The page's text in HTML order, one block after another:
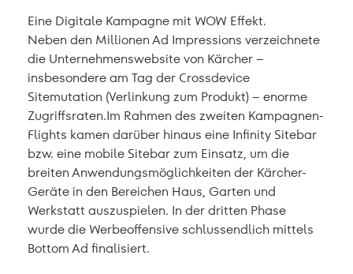
Eine Digitale Kampagne mit WOW Effekt.
Neben den Millionen Ad Impressions verzeichnete
die Unternehmenswebsite von Kärcher –
insbesondere am Tag der Crossdevice
Sitemutation (Verlinkung zum Produkt) – enorme
Zugriffsraten.Im Rahmen des zweiten Kampagnen-
Flights kamen darüber hinaus eine Infinity Sitebar
bzw. eine mobile Sitebar zum Einsatz, um die
breiten Anwendungsmöglichkeiten der Kärcher-
Geräte in den Bereichen Haus, Garten und
Werkstatt auszuspielen. In der dritten Phase
wurde die Werbeoffensive schlussendlich mittels
Bottom Ad finalisiert.